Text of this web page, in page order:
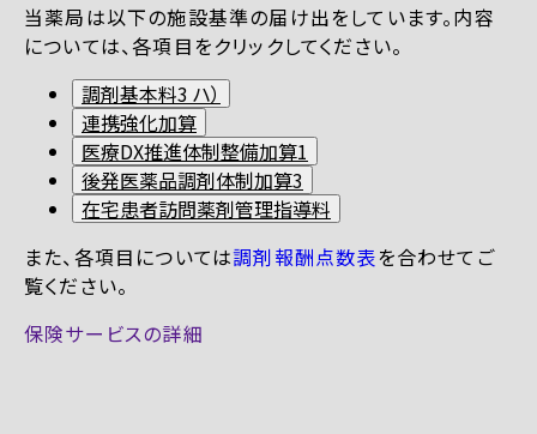
当薬局は以下の施設基準の届け出をしています。内容
については、各項目をクリックしてください。
調剤基本料3 ハ）
連携強化加算
医療DX推進体制整備加算1
後発医薬品調剤体制加算3
在宅患者訪問薬剤管理指導料
また、各項目については調剤報酬点数表を合わせてご
覧ください。
保険サービスの詳細